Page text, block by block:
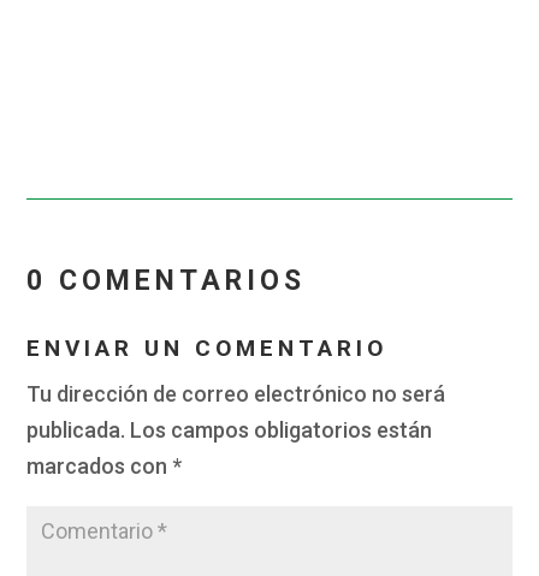
0 COMENTARIOS
ENVIAR UN COMENTARIO
Tu dirección de correo electrónico no será
publicada. Los campos obligatorios están
marcados con *